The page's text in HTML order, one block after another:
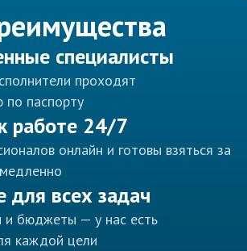
специалисты
проходят
паспорту
работе 24/7
онлайн и готовы взяться за
для всех задач
бюджеты — у нас есть
каждой цели